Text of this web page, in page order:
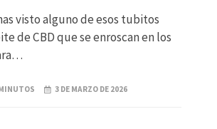
visto alguno de esos tubitos
de CBD que se enroscan en los
3 DE MARZO DE 2026